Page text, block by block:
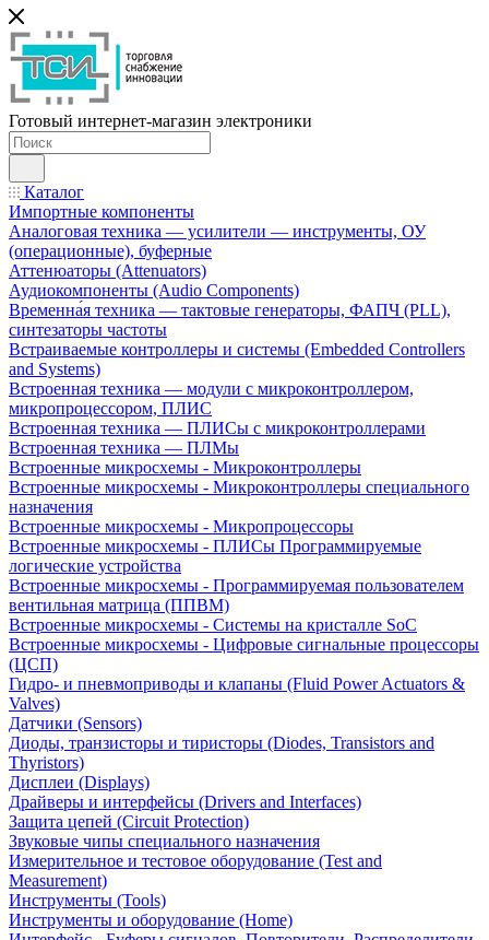
Готовый интернет-магазин электроники
Каталог
Импортные компоненты
Аналоговая техника — усилители — инструменты, ОУ
(операционные), буферные
Аттенюаторы (Attenuators)
Аудиокомпоненты (Audio Components)
Временна́я техника — тактовые генераторы, ФАПЧ (PLL),
синтезаторы частоты
Встраиваемые контроллеры и системы (Embedded Controllers
and Systems)
Встроенная техника — модули с микроконтроллером,
микропроцессором, ПЛИС
Встроенная техника — ПЛИСы с микроконтроллерами
Встроенная техника — ПЛМы
Встроенные микросхемы - Микроконтроллеры
Встроенные микросхемы - Микроконтроллеры специального
назначения
Встроенные микросхемы - Микропроцессоры
Встроенные микросхемы - ПЛИСы Программируемые
логические устройства
Встроенные микросхемы - Программируемая пользователем
вентильная матрица (ППВМ)
Встроенные микросхемы - Системы на кристалле SoC
Встроенные микросхемы - Цифровые сигнальные процессоры
(ЦСП)
Гидро- и пневмоприводы и клапаны (Fluid Power Actuators &
Valves)
Датчики (Sensors)
Диоды, транзисторы и тиристоры (Diodes, Transistors and
Thyristors)
Дисплеи (Displays)
Драйверы и интерфейсы (Drivers and Interfaces)
Защита цепей (Circuit Protection)
Звуковые чипы специального назначения
Измерительное и тестовое оборудование (Test and
Measurement)
Инструменты (Tools)
Инструменты и оборудование (Home)